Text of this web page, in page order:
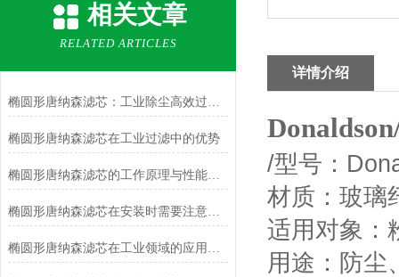
相关文章
RELATED ARTICLES
椭圆形唐纳森滤芯：工业除尘高效过滤的优选方案
椭圆形唐纳森滤芯在工业过滤中的优势
椭圆形唐纳森滤芯的工作原理与性能优势
椭圆形唐纳森滤芯在安装时需要注意哪些事项？
椭圆形唐纳森滤芯在工业领域的应用有哪些？
详情介绍
/型号：
材质：玻璃
适用对象：
用途：防尘